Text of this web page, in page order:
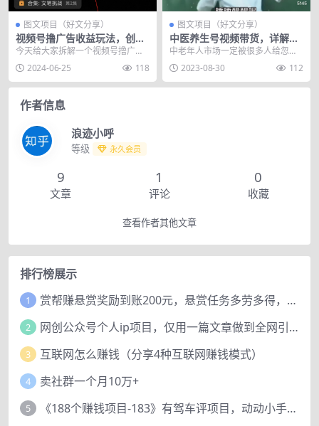
图文项目（好文分享）
视频号撸广告收益玩法，创作
者分成项目详细拆解
今天给大家拆解一个视频号撸广告
收益的玩法——创作者分成 项目原
理 视频号分成计划...
2024-06-25 118
图文项目（好文分享）
中医养生号视频带货，详解项
目起号与变现
中老年人市场一定被很多人给忽视
了，但这确实是一个庞大的市场，
你知道中老年人最关心...
2023-08-30 112
作者信息
浪迹小呼
等级 永久会员
9
文章
1
评论
0
收藏
查看作者其他文章
排行榜展示
1 赏帮赚悬赏奖励到账200元，悬赏任务多劳多得，人人可做。
2 网创公众号个人ip项目，仅用一篇文章做到全网引流！
3 互联网怎么赚钱（分享4种互联网赚钱模式）
4 卖社群一个月10万+
5 《188个赚钱项目-183》有驾车评项目，动动小手，复制粘贴赚44元！